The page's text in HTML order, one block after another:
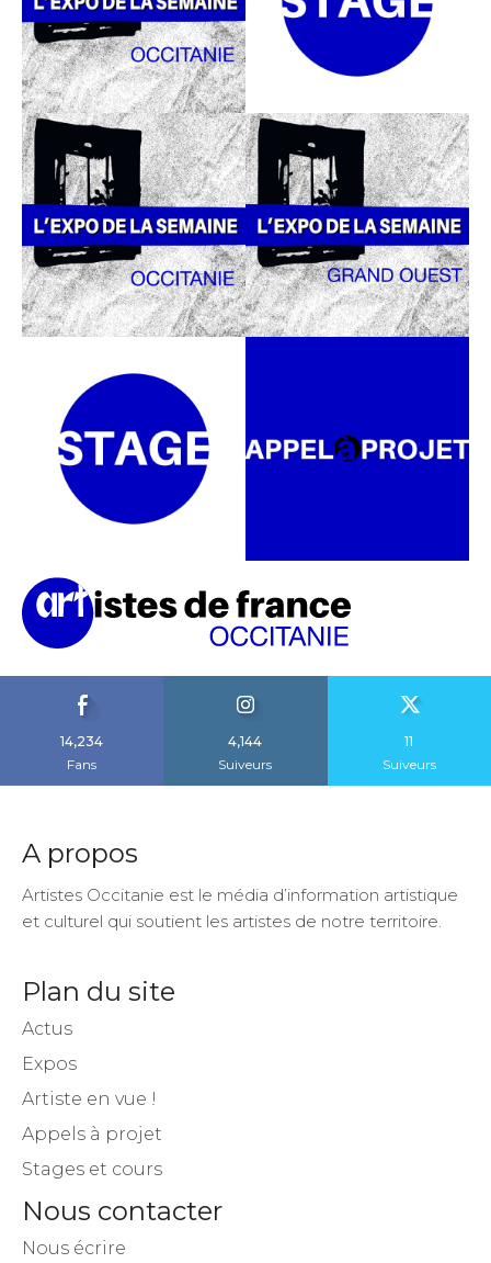
14,234
Fans
4,144
Suiveurs
11
Suiveurs
A propos
Artistes Occitanie est le média d’information artistique
et culturel qui soutient les artistes de notre territoire.
Plan du site
Actus
Expos
Artiste en vue !
Appels à projet
Stages et cours
Nous contacter
Nous écrire